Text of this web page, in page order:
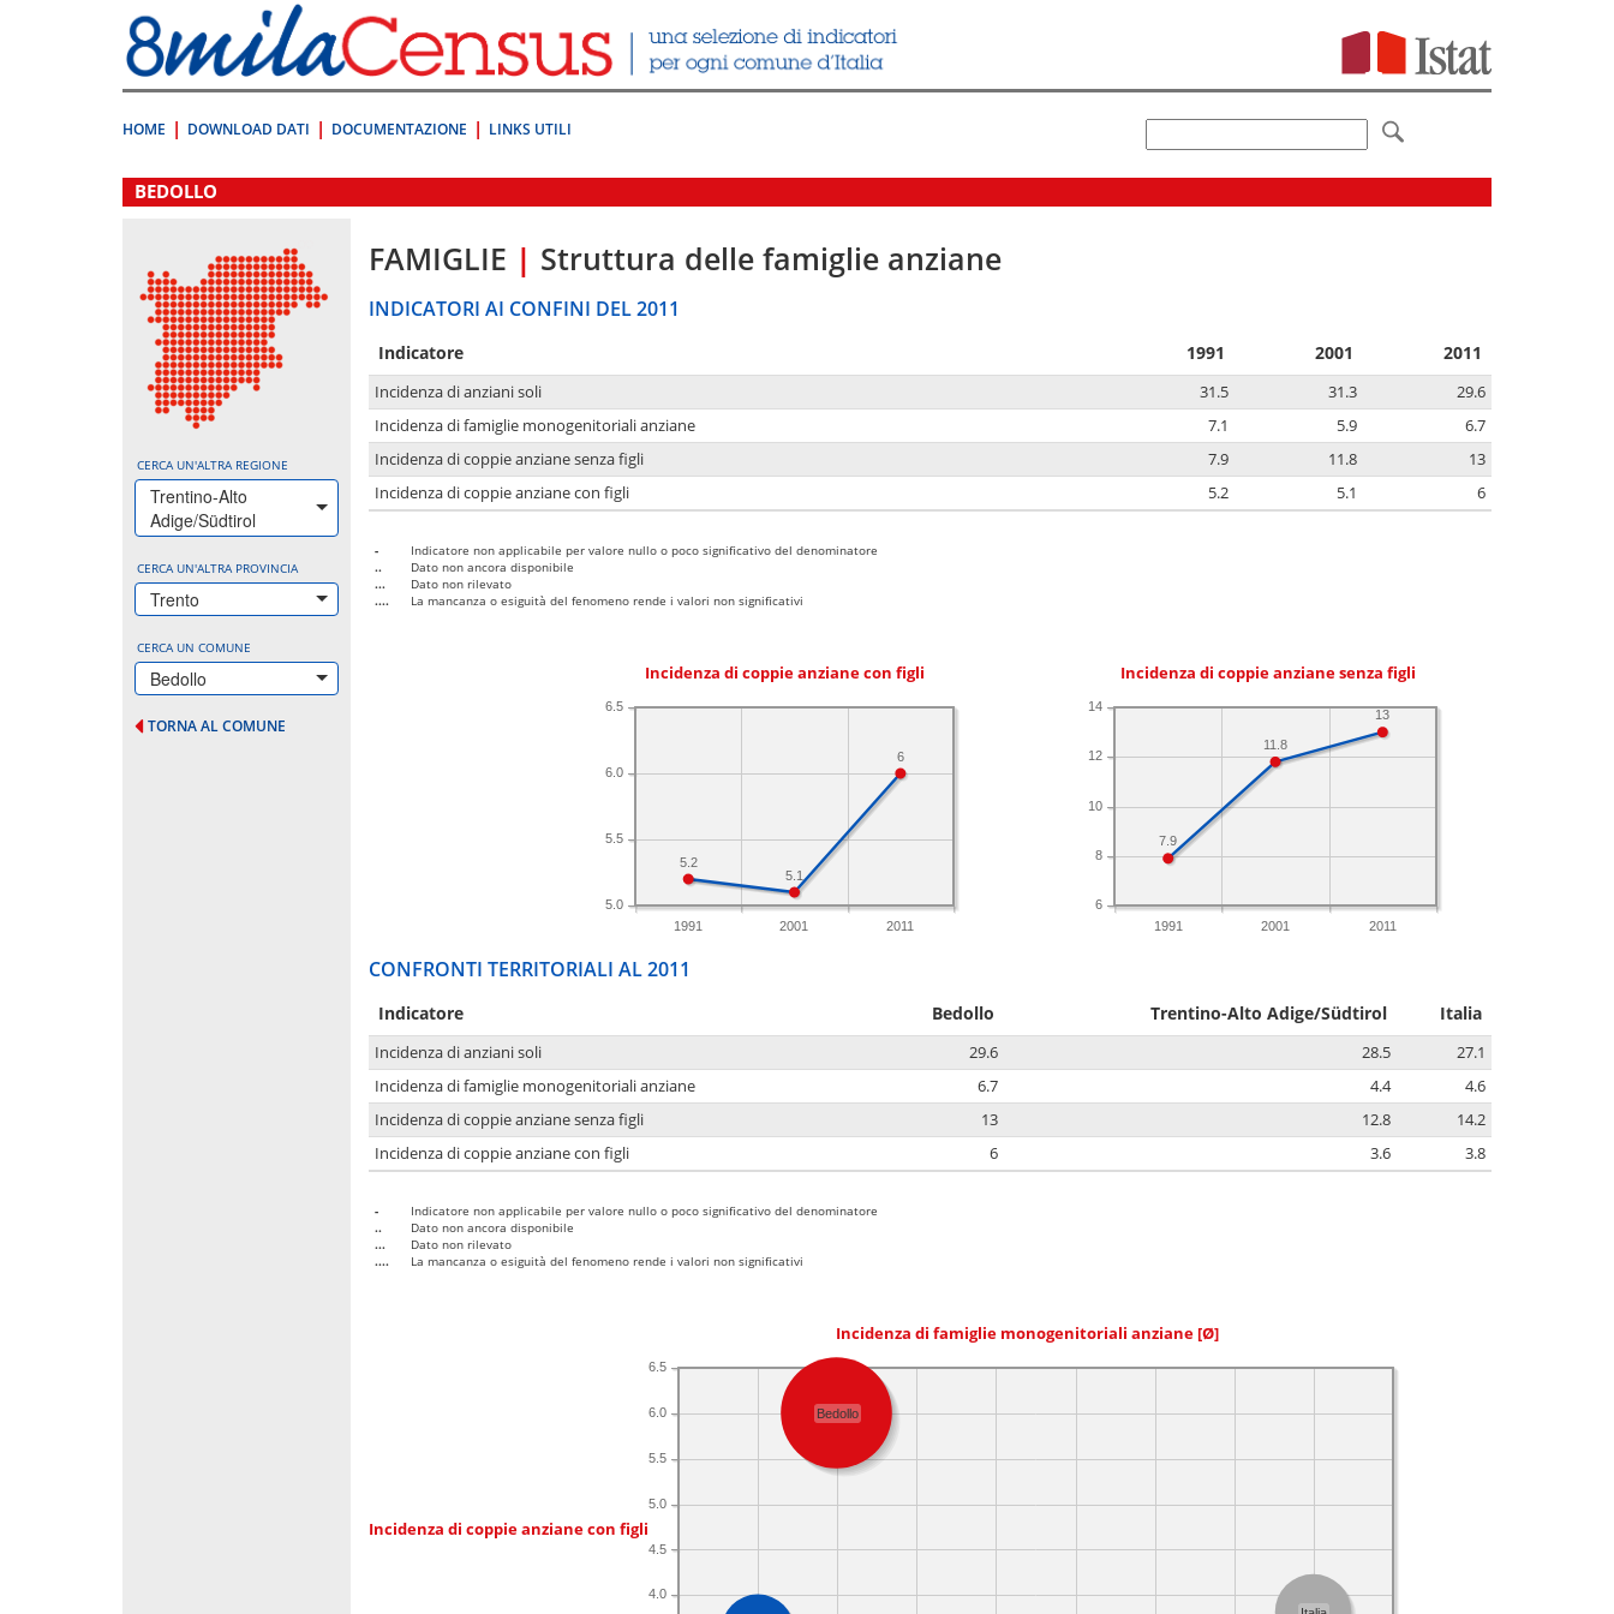
direttamente
a:
Contenuto
HOME DOWNLOAD DATI DOCUMENTAZIONE LINKS UTILI
.
BEDOLLO
CERCA UN'ALTRA REGIONE
Trentino-Alto
Adige/Südtirol
CERCA UN'ALTRA PROVINCIA
Trento
CERCA UN COMUNE
Bedollo
TORNA AL COMUNE
FAMIGLIE | Struttura delle famiglie anziane
INDICATORI AI CONFINI DEL 2011
Indicatore 1991 2001 2011
Incidenza di anziani soli 31.5 31.3
29.6
Incidenza di famiglie monogenitoriali anziane
7.1 5.9
6.7
Incidenza di coppie anziane senza figli
7.9 11.8
13
Incidenza di coppie anziane con figli
5.2 5.1 6
-
Indicatore non applicabile per valore nullo o poco significativo del denominatore
..
Dato non ancora disponibile
...
Dato non rilevato
....
La mancanza o esiguità del fenomeno rende i valori non significativi
Incidenza di coppie anziane con figli
1991 2001 2011
5.0
5.5
6.0
6.5
6
5.1
5.2
Incidenza di coppie anziane senza figli
1991 2001 2011
6
8
10
12
14
13
11.8
7.9
CONFRONTI TERRITORIALI AL 2011
Indicatore Bedollo Trentino-Alto Adige/Südtirol Italia
Incidenza di anziani soli 29.6 28.5
27.1
Incidenza di famiglie monogenitoriali anziane
6.7 4.4
4.6
Incidenza di coppie anziane senza figli
13 12.8
14.2
Incidenza di coppie anziane con figli
6 3.6 3.8
-
Indicatore non applicabile per valore nullo o poco significativo del denominatore
..
Dato non ancora disponibile
...
Dato non rilevato
....
La mancanza o esiguità del fenomeno rende i valori non significativi
Incidenza di famiglie monogenitoriali anziane [Ø]
Incidenza di coppie anziane con figli
4.0
4.5
5.0
5.5
6.0
6.5
Bedollo